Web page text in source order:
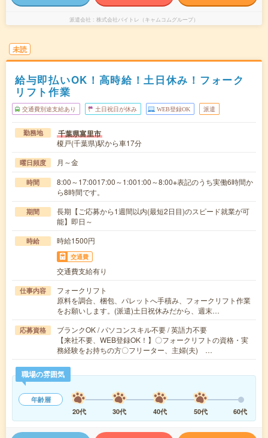
派遣会社 株式会社バイトレ（キャムコムグループ）
未読
給与即払いOK！高時給！土日休み！フォーク
リフト作業
交通費別途支給あり 土日祝日が休み WEB登録OK 派遣
勤務地 千葉県富里市
榎戸(千葉県)駅から車17分
曜日頻度 月～金
時間
8:00～17:0017:00～1:001:00～8:00※表記のうち実働6時間か
ら8時間です。
期間
長期【ご応募から1週間以内(最短2日目)のスピード就業が可
能】即日～
時給 時給1500円
交通費
交通費支給有り
仕事内容
フォークリフト
原料を調合、梱包、パレットへ手積み、フォークリフト作業
をお願いします。(派遣)土日祝休みだから、週末…
応募資格
ブランクOK / パソコンスキル不要 / 英語力不要
【来社不要、WEB登録OK！】〇フォークリフトの資格・実
務経験をお持ちの方〇フリーター、主婦(夫) …
職場の雰囲気
年齢層
20代
30代 40代 50代 60代